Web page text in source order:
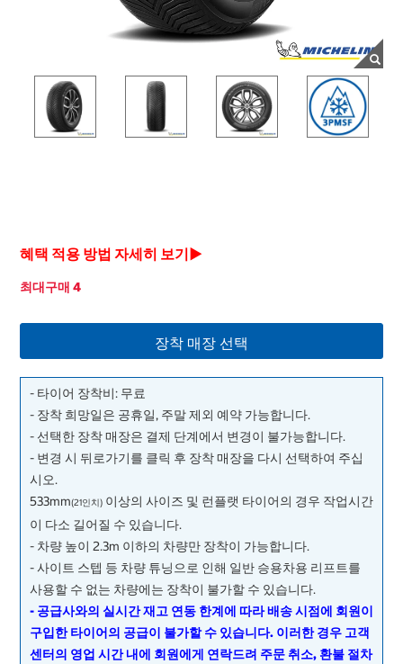
혜택 적용 방법 자세히 보기▶
최대구매 4
장착 매장 선택
- 타이어 장착비: 무료
- 장착 희망일은 공휴일, 주말 제외 예약 가능합니다.
- 선택한 장착 매장은 결제 단계에서 변경이 불가능합니다.
- 변경 시 뒤로가기를 클릭 후 장착 매장을 다시 선택하여 주십
시오.
533mm(21인치) 이상의 사이즈 및 런플랫 타이어의 경우 작업시간
이 다소 길어질 수 있습니다.
- 차량 높이 2.3m 이하의 차량만 장착이 가능합니다.
- 사이트 스텝 등 차량 튜닝으로 인해 일반 승용차용 리프트를
사용할 수 없는 차량에는 장착이 불가할 수 있습니다.
- 공급사와의 실시간 재고 연동 한계에 따라 배송 시점에 회원이
구입한 타이어의 공급이 불가할 수 있습니다. 이러한 경우 고객
센터의 영업 시간 내에 회원에게 연락드려 주문 취소, 환불 절차